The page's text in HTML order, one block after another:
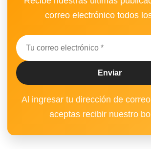
correo electrónico todos
Al ingresar tu dirección de
aceptas recibir nuestro